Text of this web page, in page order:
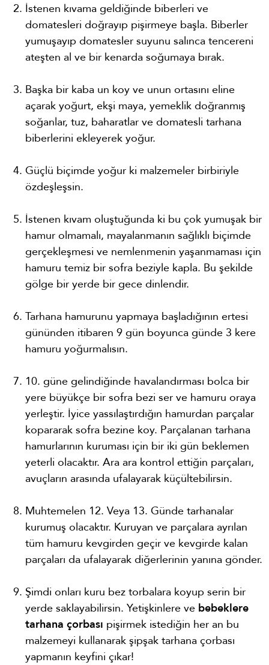
İstenen kıvama geldiğinde biberleri ve
domatesleri doğrayıp pişirmeye başla. Biberler
yumuşayıp domatesler suyunu salınca tencereni
ateşten al ve bir kenarda soğumaya bırak.
Başka bir kaba un koy ve unun ortasını eline
açarak yoğurt, ekşi maya, yemeklik doğranmış
soğanlar, tuz, baharatlar ve domatesli tarhana
biberlerini ekleyerek yoğur.
Güçlü biçimde yoğur ki malzemeler birbiriyle
özdeşleşsin.
İstenen kıvam oluştuğunda ki bu çok yumuşak bir
hamur olmamalı, mayalanmanın sağlıklı biçimde
gerçekleşmesi ve nemlenmenin yaşanmaması için
hamuru temiz bir sofra beziyle kapla. Bu şekilde
gölge bir yerde bir gece dinlendir.
Tarhana hamurunu yapmaya başladığının ertesi
gününden itibaren 9 gün boyunca günde 3 kere
hamuru yoğurmalısın.
10. güne gelindiğinde havalandırması bolca bir
yere büyükçe bir sofra bezi ser ve hamuru oraya
yerleştir. İyice yassılaştırdığın hamurdan parçalar
kopararak sofra bezine koy. Parçalanan tarhana
hamurlarının kuruması için bir iki gün beklemen
yeterli olacaktır. Ara ara kontrol ettiğin parçaları,
avuçların arasında ufalayarak küçültebilirsin.
Muhtemelen 12. Veya 13. Günde tarhanalar
kurumuş olacaktır. Kuruyan ve parçalara ayrılan
tüm hamuru kevgirden geçir ve kevgirde kalan
parçaları da ufalayarak diğerlerinin yanına gönder.
Şimdi onları kuru bez torbalara koyup serin bir
yerde saklayabilirsin. Yetişkinlere ve bebeklere
tarhana çorbası pişirmek istediğin her an bu
malzemeyi kullanarak şipşak tarhana çorbası
yapmanın keyfini çıkar!